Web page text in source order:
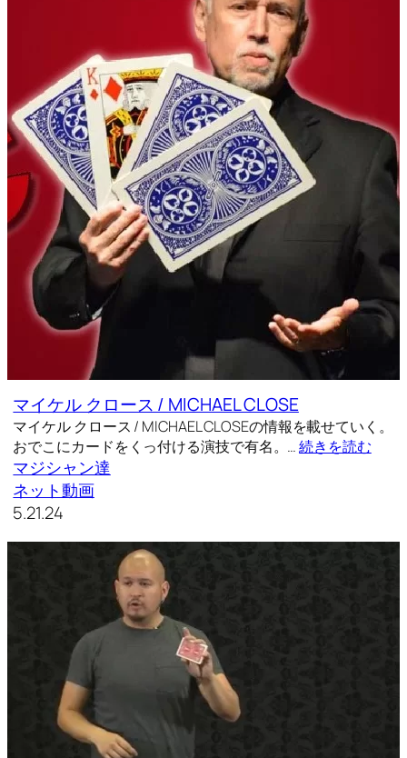
マイケル クロース / MICHAEL CLOSE
マイケル クロース / MICHAEL CLOSEの情報を載せていく。
おでこにカードをくっ付ける演技で有名。…続きを読む
マジシャン達
ネット動画
5.21.24